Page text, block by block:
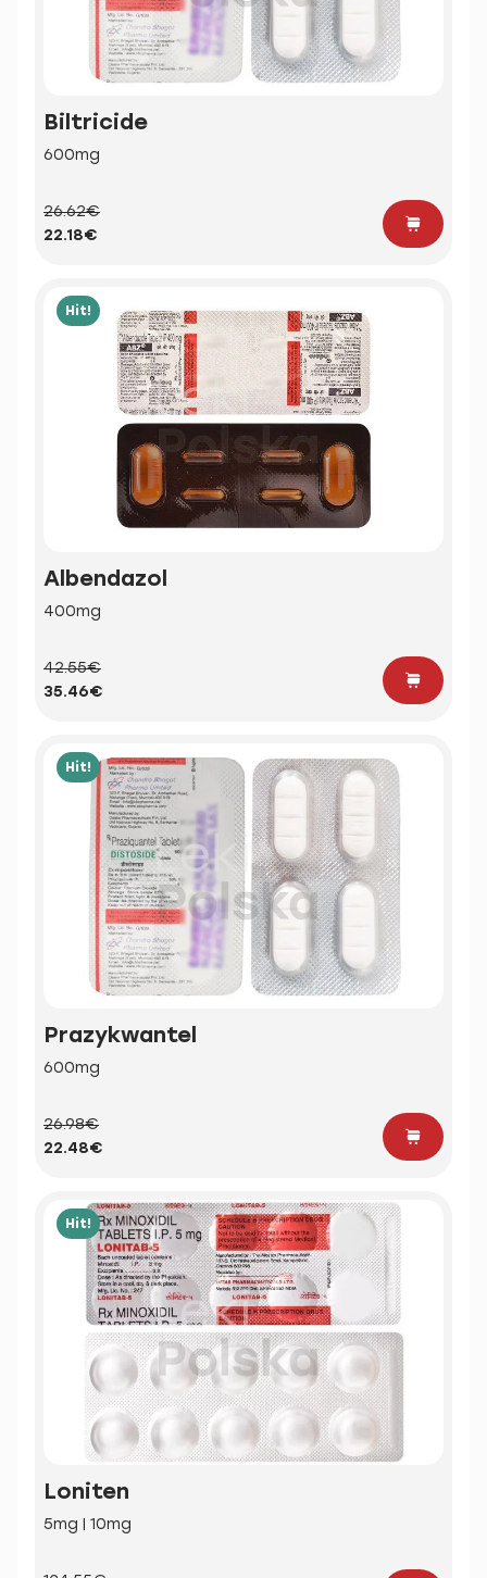
Biltricide
600mg
26.62€
22.18€
Hit!
Albendazol
400mg
42.55€
35.46€
Hit!
Prazykwantel
600mg
26.98€
22.48€
Hit!
Loniten
5mg | 10mg